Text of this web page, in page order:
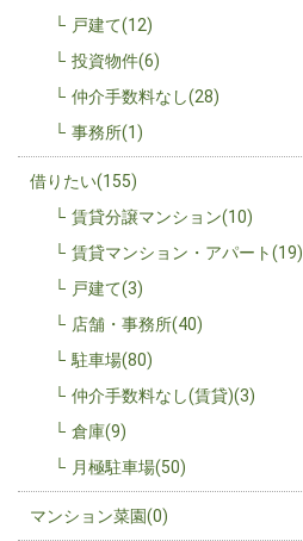
戸建て(12)
投資物件(6)
仲介手数料なし(28)
事務所(1)
借りたい(155)
賃貸分譲マンション(10)
賃貸マンション・アパート(19)
戸建て(3)
店舗・事務所(40)
駐車場(80)
仲介手数料なし(賃貸)(3)
倉庫(9)
月極駐車場(50)
マンション菜園(0)